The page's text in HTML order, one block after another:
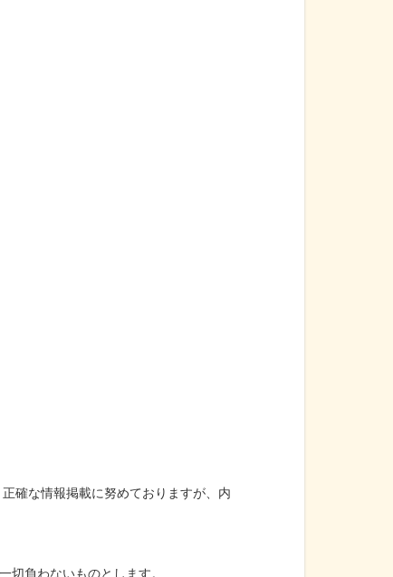
確な情報掲載に努めておりますが、内
切負わないものとします。